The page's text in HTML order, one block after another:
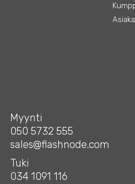
Myynti
050 5732 555
sales@flashnode.com
Tuki
034 1091 116